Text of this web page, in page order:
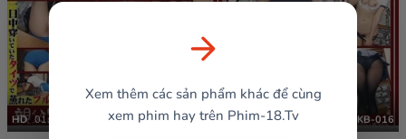
HD 01:19:58 OKB-016
Xem thêm các sản phẩm khác để cùng
xem phim hay trên Phim-18.Tv